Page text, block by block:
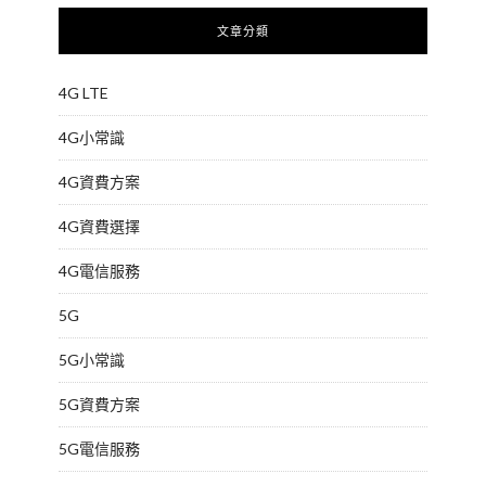
文章分類
4G LTE
4G小常識
4G資費方案
4G資費選擇
4G電信服務
5G
5G小常識
5G資費方案
5G電信服務